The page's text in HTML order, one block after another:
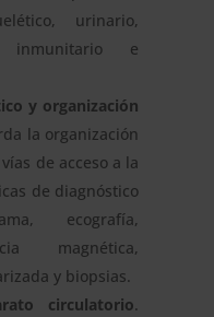
urinario,
inmunitario e
y organización
la organización
de acceso a la
de diagnóstico
ecografía,
magnética,
y biopsias.
circulatorio.